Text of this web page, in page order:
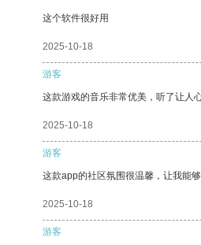
这个软件很好用
2025-10-18
游客
这款游戏的音乐非常优美，听了让人
2025-10-18
游客
这款app的社区氛围很温馨，让我能够
2025-10-18
游客